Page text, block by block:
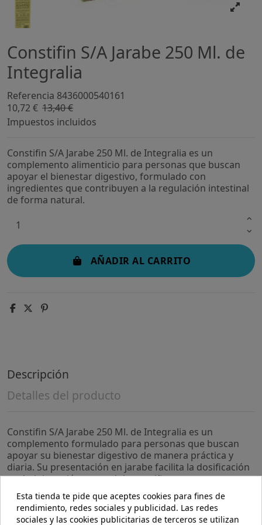
Constifin S/A Jarabe 250 Ml. de
Integralia
Referencia 8436000540161
10,72 € 13,40 €
Impuestos incluidos
Constifin S/A Jarabe 250 Ml. de Integralia es un
complemento alimenticio para personas que buscan
apoyar el bienestar digestivo, formulado con
ingredientes que contribuyen a la regulación intestinal
de forma natural.
AÑADIR AL CARRITO
Descripción
Detalles del producto
Constifin S/A Jarabe 250 Ml. de Integralia es un
complemento formulado para personas que buscan
apoyar su bienestar digestivo de manera práctica y
diaria. Su presentación en jarabe facilita la dosificación
y administración para adultos y niños.
- Formulado sin alcohol, lo que lo hace adecuado para
quienes prefieren opciones suaves para el organismo.
Esta tienda te pide que aceptes cookies para fines de
rendimiento, redes sociales y publicidad. Las redes
sociales y las cookies publicitarias de terceros se utilizan